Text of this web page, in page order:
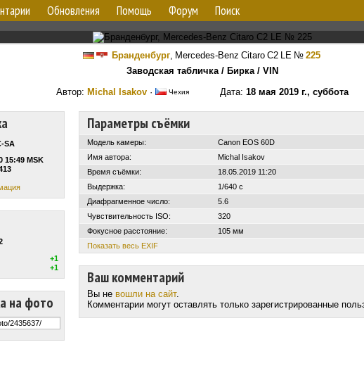
Обновления Помощь Форум Поиск
Бранденбург, Mercedes-Benz Citaro C2 LE№ 225
Заводская табличка / Бирка / VIN
Автор: Michal Isakov · Чехия Дата: 18 мая 2019 г., суббота
SA
15:49 MSK
+1
+1
на фото
Параметры съёмки
Модель камеры:
Canon EOS 60D
Имя автора:
Michal Isakov
Время съёмки:
18.05.2019 11:20
Выдержка:
1/640 с
Диафрагменное число:
5.6
Чувствительность ISO:
320
Фокусное расстояние:
105 мм
Показать весь EXIF
Ваш комментарий
Вы не вошли на сайт.
Комментарии могут оставлять только зарегистрированные